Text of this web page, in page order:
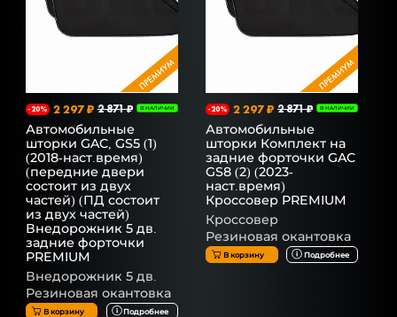
-20% 2 297 ₽ 2 871 ₽ В НАЛИЧИИ
Автомобильные
шторки GAC, GS5 (1)
(2018-наст.время)
(передние двери
состоит из двух
частей) (ПД состоит
из двух частей)
Внедорожник 5 дв.
задние форточки
PREMIUM
Внедорожник 5 дв.
Резиновая окантовка
В корзину Подробнее
-20% 2 297 ₽ 2 871 ₽ В НАЛИЧИИ
Автомобильные
шторки Комплект на
задние форточки GAC
GS8 (2) (2023-
наст.время)
Кроссовер PREMIUM
Кроссовер
Резиновая окантовка
В корзину Подробнее